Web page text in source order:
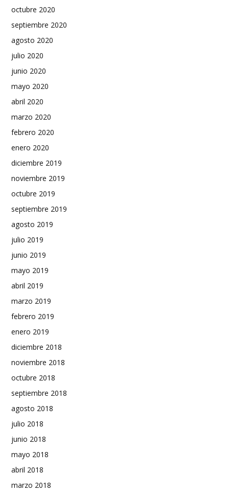
octubre 2020
septiembre 2020
agosto 2020
julio 2020
junio 2020
mayo 2020
abril 2020
marzo 2020
febrero 2020
enero 2020
diciembre 2019
noviembre 2019
octubre 2019
septiembre 2019
agosto 2019
julio 2019
junio 2019
mayo 2019
abril 2019
marzo 2019
febrero 2019
enero 2019
diciembre 2018
noviembre 2018
octubre 2018
septiembre 2018
agosto 2018
julio 2018
junio 2018
mayo 2018
abril 2018
marzo 2018